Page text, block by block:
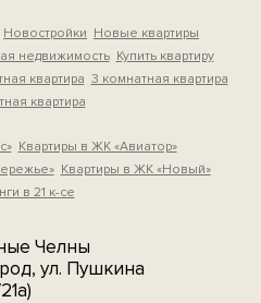
Новостройки Новые квартиры
недвижимость Купить квартиру
квартира 3 комнатная квартира
квартира
Квартиры в ЖК «Авиатор»
Квартиры в ЖК «Новый»
в 21 к-се
Челны
ул. Пушкина